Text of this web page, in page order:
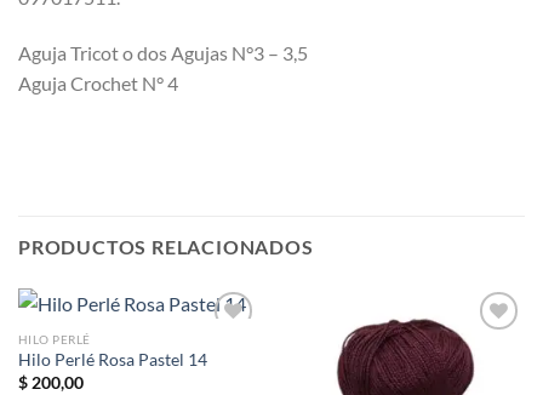
Aguja Tricot o dos Agujas N°3 – 3,5
Aguja Crochet N° 4
PRODUCTOS RELACIONADOS
HILO PERLÉ
Hilo Perlé Rosa Pastel 14
$200,00 Añadir